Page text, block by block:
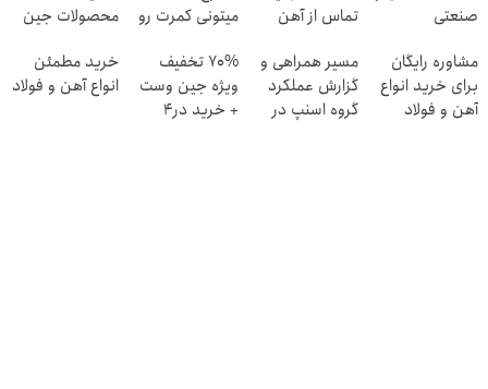
صنعتی
تماس از آهن
میتونی کمرت رو
کنی! 👈🏻
پرسش‌نامه
محصولات جین
4 قسط
مشاوره رایگان
برای خرید انواع
آهن و فولاد
مسیر همراهی و
گزارش عملکرد
گروه اسنپ در
70% تخفیف
ویژه جین وست
+ خرید در4
خرید مطمئن
انواع آهن و فولاد